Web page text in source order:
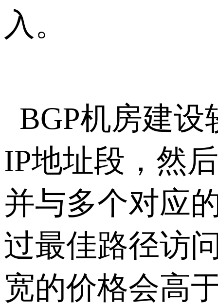
入。
BGP机房建
IP地址段，然
并与多个对应
过最佳路径访
宽的价格会高